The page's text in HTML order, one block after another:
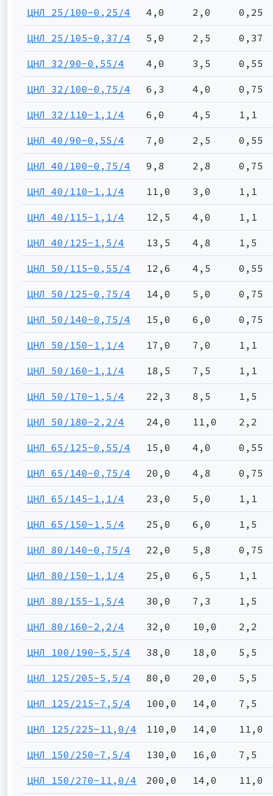
ЦНЛ 25/100-0,25/4 4,0 2,0 0,25
ЦНЛ 25/105-0,37/4 5,0 2,5 0,37
ЦНЛ 32/90-0,55/4 4,0 3,5 0,55
ЦНЛ 32/100-0,75/4 6,3 4,0 0,75
ЦНЛ 32/110-1,1/4 6,0 4,5 1,1
ЦНЛ 40/90-0,55/4 7,0 2,5 0,55
ЦНЛ 40/100-0,75/4 9,8 2,8 0,75
ЦНЛ 40/110-1,1/4 11,0 3,0 1,1
ЦНЛ 40/115-1,1/4 12,5 4,0 1,1
ЦНЛ 40/125-1,5/4 13,5 4,8 1,5
ЦНЛ 50/115-0,55/4 12,6 4,5 0,55
ЦНЛ 50/125-0,75/4 14,0 5,0 0,75
ЦНЛ 50/140-0,75/4 15,0 6,0 0,75
ЦНЛ 50/150-1,1/4 17,0 7,0 1,1
ЦНЛ 50/160-1,1/4 18,5 7,5 1,1
ЦНЛ 50/170-1,5/4 22,3 8,5 1,5
ЦНЛ 50/180-2,2/4 24,0 11,0 2,2
ЦНЛ 65/125-0,55/4 15,0 4,0 0,55
ЦНЛ 65/140-0,75/4 20,0 4,8 0,75
ЦНЛ 65/145-1,1/4 23,0 5,0 1,1
ЦНЛ 65/150-1,5/4 25,0 6,0 1,5
ЦНЛ 80/140-0,75/4 22,0 5,8 0,75
ЦНЛ 80/150-1,1/4 25,0 6,5 1,1
ЦНЛ 80/155-1,5/4 30,0 7,3 1,5
ЦНЛ 80/160-2,2/4 32,0 10,0 2,2
ЦНЛ 100/190-5,5/4 38,0 18,0 5,5
ЦНЛ 125/205-5,5/4 80,0 20,0 5,5
ЦНЛ 125/215-7,5/4 100,0 14,0 7,5
ЦНЛ 125/225-11,0/4 110,0 14,0 11,0
ЦНЛ 150/250-7,5/4 130,0 16,0 7,5
ЦНЛ 150/270-11,0/4 200,0 14,0 11,0